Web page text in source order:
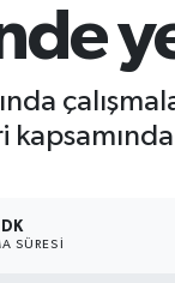
DK
SÜRESI